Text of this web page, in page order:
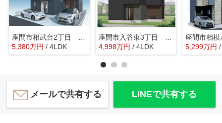
5,380万円 / 4LDK
4,998万円 / 4LDK 5,299万円
メールで共有する LINEで共有する